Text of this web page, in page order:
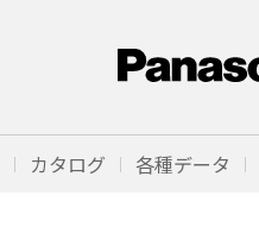
カタログ 各種データ